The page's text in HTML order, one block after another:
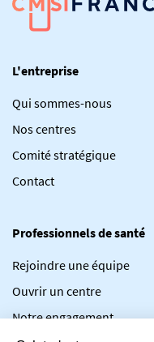
L'entreprise
Qui sommes-nous
Nos centres
Comité stratégique
Contact
Professionnels de santé
Rejoindre une équipe
Ouvrir un centre
Notre engagement